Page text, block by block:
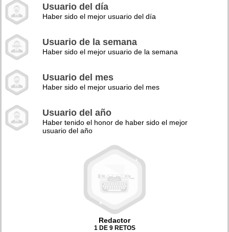
Usuario del día
Haber sido el mejor usuario del día
Usuario de la semana
Haber sido el mejor usuario de la semana
Usuario del mes
Haber sido el mejor usuario del mes
Usuario del año
Haber tenido el honor de haber sido el mejor
usuario del año
Redactor
1 DE 9 RETOS